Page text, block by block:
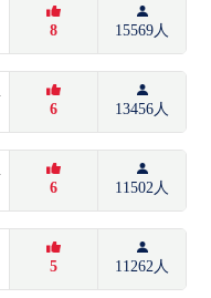
8 15569人
6 13456人
6 11502人
5 11262人